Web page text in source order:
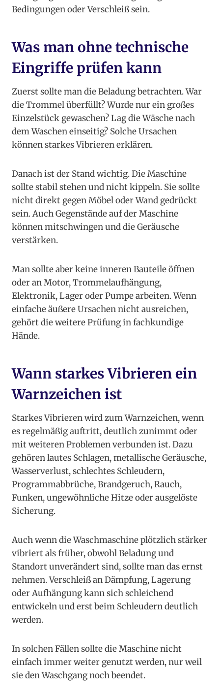
Bedingungen oder Verschleiß sein.
Was man ohne technische
Eingriffe prüfen kann
Zuerst sollte man die Beladung betrachten. War
die Trommel überfüllt? Wurde nur ein großes
Einzelstück gewaschen? Lag die Wäsche nach
dem Waschen einseitig? Solche Ursachen
können starkes Vibrieren erklären.
Danach ist der Stand wichtig. Die Maschine
sollte stabil stehen und nicht kippeln. Sie sollte
nicht direkt gegen Möbel oder Wand gedrückt
sein. Auch Gegenstände auf der Maschine
können mitschwingen und die Geräusche
verstärken.
Man sollte aber keine inneren Bauteile öffnen
oder an Motor, Trommelaufhängung,
Elektronik, Lager oder Pumpe arbeiten. Wenn
einfache äußere Ursachen nicht ausreichen,
gehört die weitere Prüfung in fachkundige
Hände.
Wann starkes Vibrieren ein
Warnzeichen ist
Starkes Vibrieren wird zum Warnzeichen, wenn
es regelmäßig auftritt, deutlich zunimmt oder
mit weiteren Problemen verbunden ist. Dazu
gehören lautes Schlagen, metallische Geräusche,
Wasserverlust, schlechtes Schleudern,
Programmabbrüche, Brandgeruch, Rauch,
Funken, ungewöhnliche Hitze oder ausgelöste
Sicherung.
Auch wenn die Waschmaschine plötzlich stärker
vibriert als früher, obwohl Beladung und
Standort unverändert sind, sollte man das ernst
nehmen. Verschleiß an Dämpfung, Lagerung
oder Aufhängung kann sich schleichend
entwickeln und erst beim Schleudern deutlich
werden.
In solchen Fällen sollte die Maschine nicht
einfach immer weiter genutzt werden, nur weil
sie den Waschgang noch beendet.